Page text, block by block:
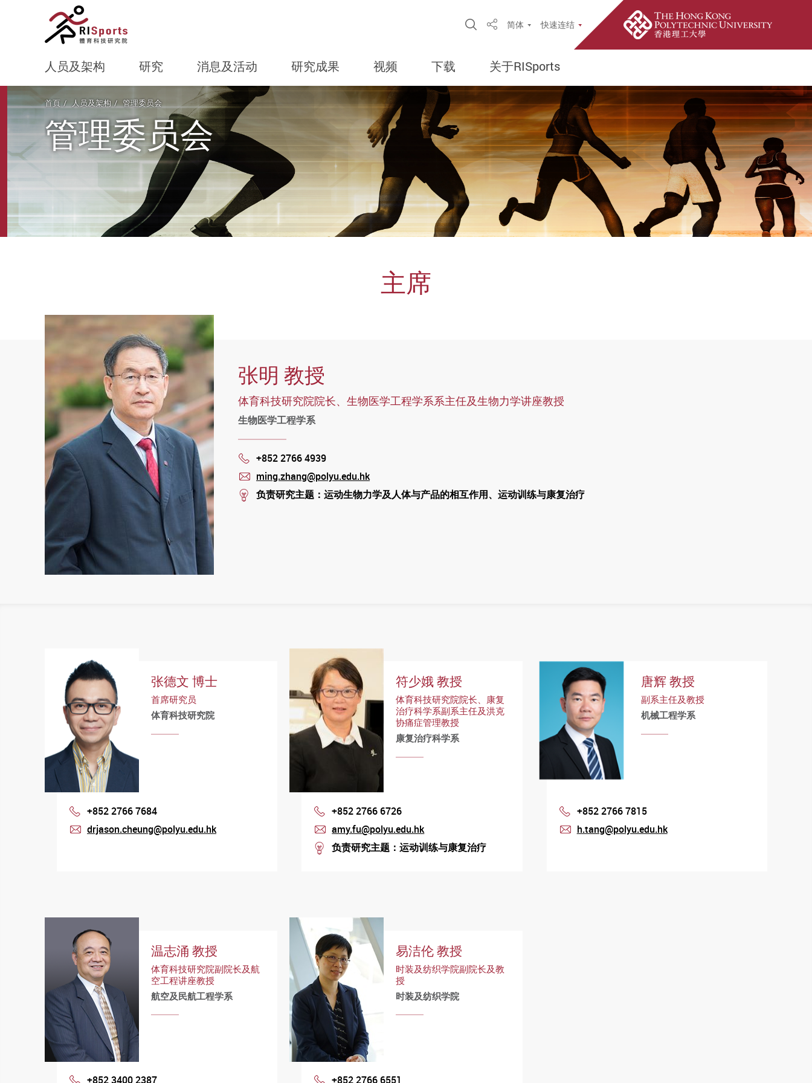
Open Site Search Popup
Share简体 快速连结
人员及架构 研究 消息及活动 研究成果 视频 下载 关于RISports
Start main content
首頁 人员及架构 管理委员会
管理委员会
主席
张明 教授
体育科技研究院院长、生物医学工程学系系主任及生物力学讲座教授
生物医学工程学系
Phone
+852 2766 4939
mail
ming.zhang@polyu.edu.hk
stream
负责研究主题：运动生物力学及人体与产品的相互作用、运动训练与康复治疗
张德文 博士
首席研究员
体育科技研究院
Phone
+852 2766 7684
drjason.cheung@polyu.edu.hk
符少娥 教授
体育科技研究院院长、康复
治疗科学系副系主任及洪克
协痛症管理教授
康复治疗科学系
Phone
+852 2766 6726
mail
amy.fu@polyu.edu.hk
stream
负责研究主题：运动训练与康复治疗
唐辉 教授
副系主任及教授
机械工程学系
Phone
+852 2766 7815
h.tang@polyu.edu.hk
温志涌 教授
体育科技研究院副院长及航
空工程讲座教授
航空及民航工程学系
Phone
+852 3400 2387
易洁伦 教授
时装及纺织学院副院长及教
授
时装及纺织学院
Phone
+852 2766 6551